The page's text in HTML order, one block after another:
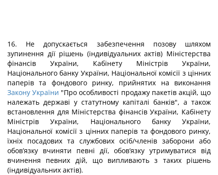
16. Не допускається забезпечення позову шляхом
зупинення дії рішень (індивідуальних актів) Міністерства
фінансів України, Кабінету Міністрів України,
Національного банку України, Національної комісії з цінних
паперів та фондового ринку, прийнятих на виконання
Закону України "Про особливості продажу пакетів акцій, що
належать державі у статутному капіталі банків", а також
встановлення для Міністерства фінансів України, Кабінету
Міністрів України, Національного банку України,
Національної комісії з цінних паперів та фондового ринку,
їхніх посадових та службових осіб/членів заборони або
обов’язку вчиняти певні дії, обов’язку утримуватися від
вчинення певних дій, що випливають з таких рішень
(індивідуальних актів).